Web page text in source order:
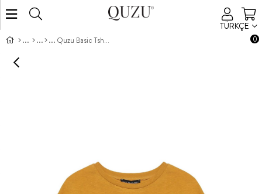
TÜRKÇE
0
Quzu Basic Tshirt Hardal